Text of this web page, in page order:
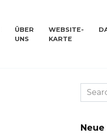
ÜBER
UNS
WEBSITE-
KARTE
Search
for: